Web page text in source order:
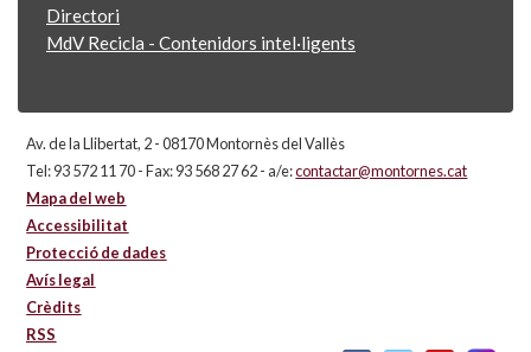
Directori
MdV Recicla - Contenidors intel·ligents
Av. de la Llibertat, 2 - 08170 Montornès del Vallès
Tel: 93 572 11 70 - Fax: 93 568 27 62 - a/e:contactar@montornes.cat
Mapa del web
Accessibilitat
Protecció de dades
Avís legal
Crèdits
RSS